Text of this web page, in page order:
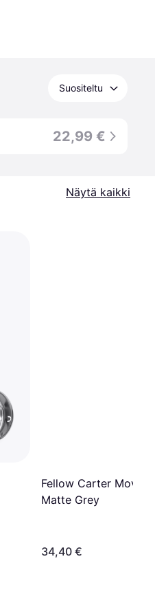
Suositeltu
22,99 €
Näytä kaikki
Fellow Carter Move -
Matte Grey
34,40 €